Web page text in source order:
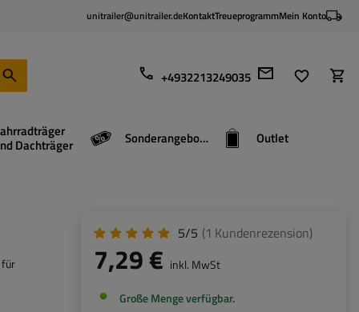
unitrailer@unitrailer.deKontaktTreueprogrammMein Konto
+4932213249035
Dachträger Sonderangebote Outlet
für
5/5 (1 Kundenrezension)
7,29 € inkl. MwSt
Große Menge verfügbar